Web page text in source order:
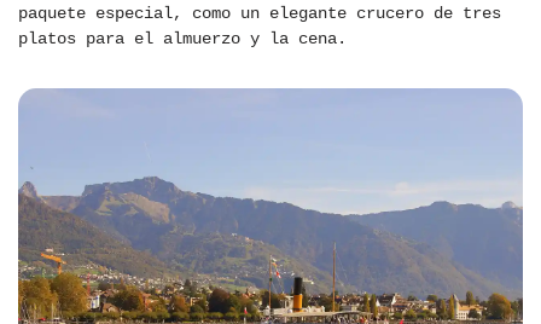
paquete especial, como un elegante crucero de tres
platos para el almuerzo y la cena.